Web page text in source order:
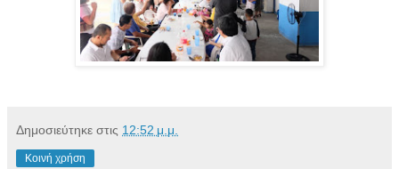
Δημοσιεύτηκε στις 12:52 μ.μ.
Κοινή χρήση